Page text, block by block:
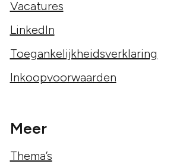
Vacatures
LinkedIn
Toegankelijkheidsverklaring
Inkoopvoorwaarden
Meer
Thema’s